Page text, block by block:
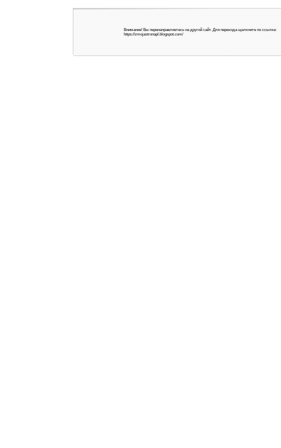
Внимание! Вы перенаправляетесь на другой сайт. Для перехода щелкните по ссылке:
https://zmojastronapl.blogspot.com/